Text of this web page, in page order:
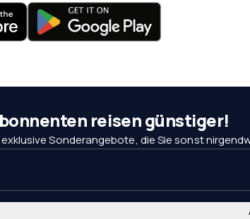
reisen günstiger!
Sonderangebote, die Sie sonst